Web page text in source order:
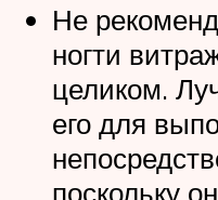
Не
ногти
целиком.
его для
поскольку